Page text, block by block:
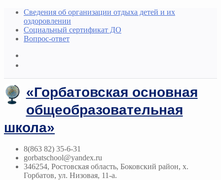
Сведения об организации отдыха детей и их
оздоровлении
Социальный сертификат ДО
Вопрос-ответ
«Горбатовская основная
общеобразовательная
школа»
8(863 82) 35-6-31
gorbatschool@yandex.ru
346254, Ростовская область, Боковский район, х.
Горбатов, ул. Низовая, 11-а.